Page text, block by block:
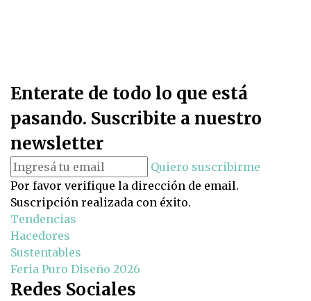
Enterate de todo lo que está
pasando. Suscribite a nuestro
newsletter
Quiero suscribirme
Por favor verifique la dirección de email.
Suscripción realizada con éxito.
Tendencias
Hacedores
Sustentables
Feria Puro Diseño 2026
Redes Sociales